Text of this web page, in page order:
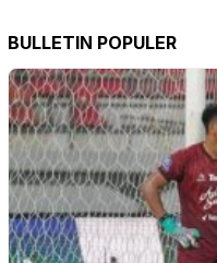
BULLETIN POPULER